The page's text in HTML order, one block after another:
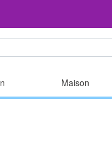
Maison